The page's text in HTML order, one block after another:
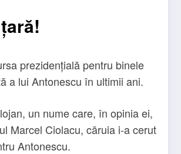
prezidențială pentru binele
a lui Antonescu în ultimii ani.
un nume care, în opinia ei,
Marcel Ciolacu, căruia i-a cerut
Antonescu.